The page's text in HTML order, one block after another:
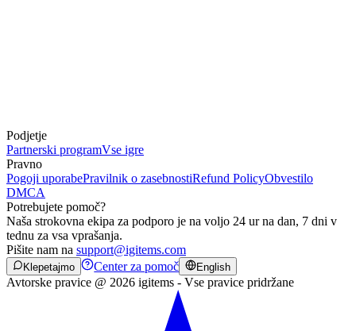
Podjetje
Partnerski programVse igre
Pravno
Pogoji uporabePravilnik o zasebnostiRefund PolicyObvestilo
DMCA
Potrebujete pomoč?
Naša strokovna ekipa za podporo je na voljo 24 ur na dan, 7 dni v
tednu za vsa vprašanja.
Pišite nam na support@igitems.com
Klepetajmo Center za pomoč English
Avtorske pravice @ 2026 igitems - Vse pravice pridržane